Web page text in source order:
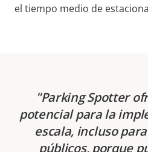
el tiempo medio de
Parking Spotter
potencial para la
escala, incluso
públicos, porque